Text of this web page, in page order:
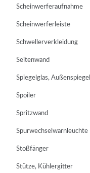
Scheinwerferaufnahme
Scheinwerferleiste
Schwellerverkleidung
Seitenwand
Spiegelglas, Außenspiegel
Spoiler
Spritzwand
Spurwechselwarnleuchte
Stoßfänger
Stütze, Kühlergitter